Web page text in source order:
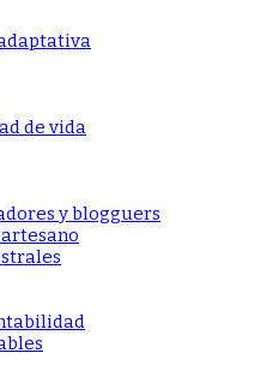
de vida
y blogguers